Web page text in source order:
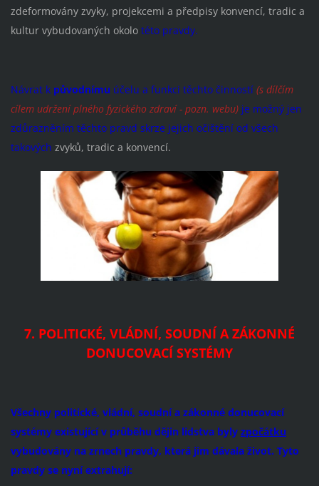
zdeformovány zvyky, projekcemi a předpisy konvencí, tradic a
kultur vybudovaných okolotéto pravdy.
Návrat k původnímu účelu a funkci těchto činností (s dílčím
cílem udržení plného fyzického zdraví - pozn. webu)je možný jen
zdůrazněním těchto pravd skrze jejich očištění od všech
takových zvyků, tradic a konvencí.
7. POLITICKÉ, VLÁDNÍ, SOUDNÍ A ZÁKONNÉ
DONUCOVACÍ SYSTÉMY
Všechny politické, vládní, soudní a zákonné donucovací
systémyexistující v průběhu dějin lidstva byly zpočátku
vybudovány na zrnech pravdy, která jim dávala život. Tyto
pravdy se nyní extrahují: